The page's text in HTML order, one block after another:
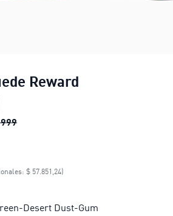
Reward
Zapatillas Suede Reward
Suede Reward
$ 57.851,24)
Desert Dust-Gum